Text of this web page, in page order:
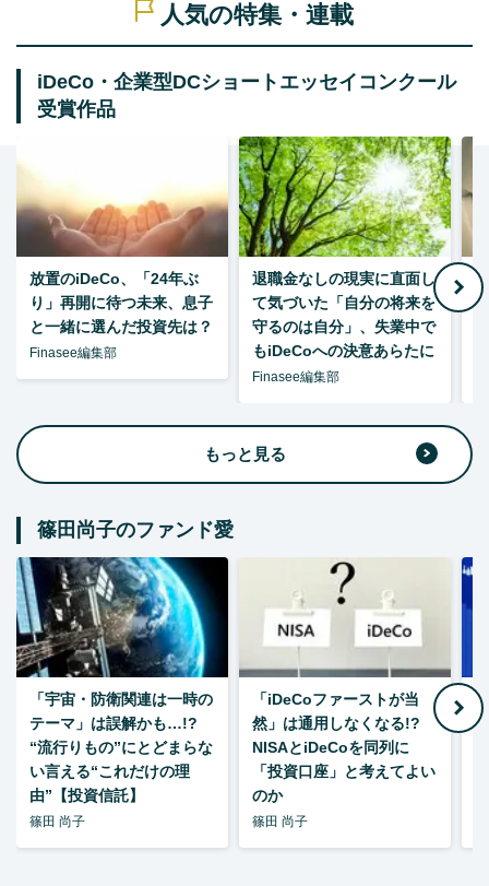
人気の特集・連載
iDeCo・企業型DCショートエッセイコンクール
受賞作品
放置のiDeCo、「24年ぶ
り」再開に待つ未来、息子
と一緒に選んだ投資先は？
Finasee編集部
退職金なしの現実に直面し
て気づいた「自分の将来を
守るのは自分」、失業中で
もiDeCoへの決意あらたに
Finasee編集部
もっと見る
篠田尚子のファンド愛
「宇宙・防衛関連は一時の
テーマ」は誤解かも…!?
“流行りもの”にとどまらな
い言える“これだけの理
由”【投資信託】
篠田 尚子
「iDeCoファーストが当
然」は通用しなくなる!?
NISAとiDeCoを同列に
「投資口座」と考えてよい
のか
篠田 尚子